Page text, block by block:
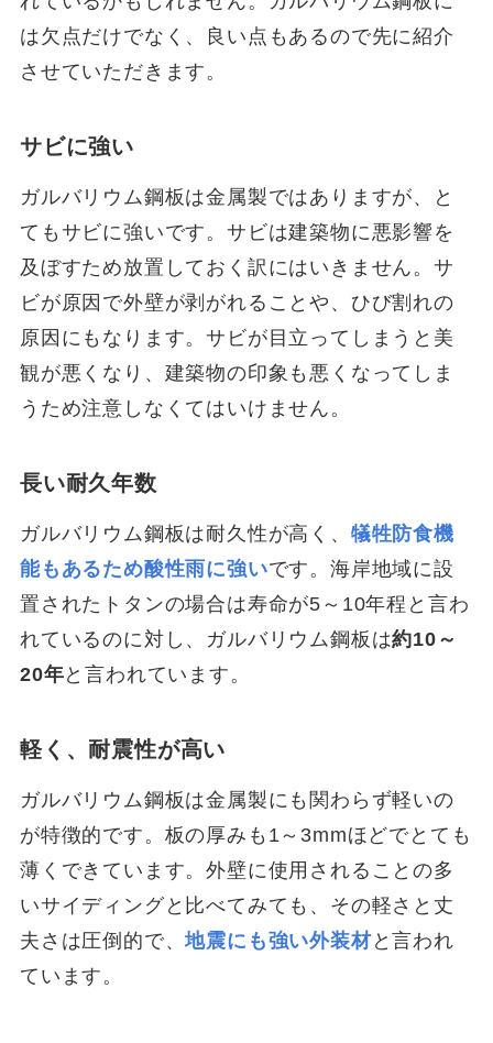
は欠点だけでなく、良い点もあるので先に紹介
させていただきます。
サビに強い
ガルバリウム鋼板は金属製ではありますが、と
てもサビに強いです。サビは建築物に悪影響を
及ぼすため放置しておく訳にはいきません。サ
ビが原因で外壁が剥がれることや、ひび割れの
原因にもなります。サビが目立ってしまうと美
観が悪くなり、建築物の印象も悪くなってしま
うため注意しなくてはいけません。
長い耐久年数
ガルバリウム鋼板は耐久性が高く、 犠牲防食機
能もあるため酸性雨に強いです。海岸地域に設
置されたトタンの場合は寿命が5～10年程と言わ
れているのに対し、ガルバリウム鋼板は約10～
20年と言われています。
軽く、耐震性が高い
ガルバリウム鋼板は金属製にも関わらず軽いの
が特徴的です。板の厚みも1～3mmほどでとても
薄くできています。外壁に使用されることの多
いサイディングと比べてみても、その軽さと丈
夫さは圧倒的で、地震にも強い外装材と言われ
ています。